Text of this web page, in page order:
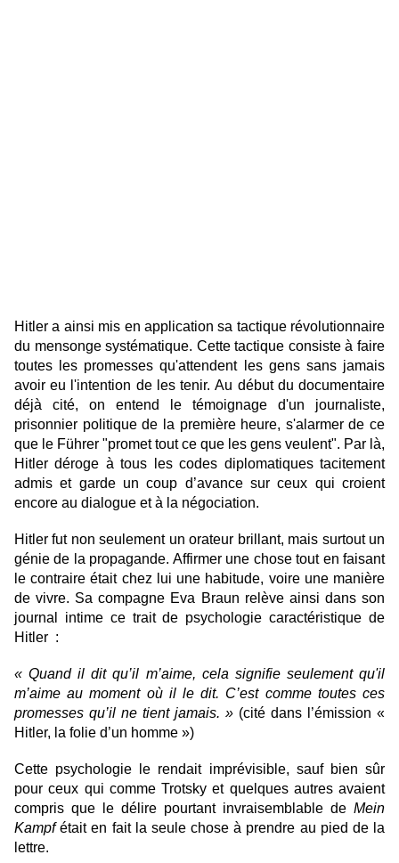
Hitler a ainsi mis en application sa tactique révolutionnaire
du mensonge systématique. Cette tactique consiste à faire
toutes les promesses qu'attendent les gens sans jamais
avoir eu l'intention de les tenir.Au début du documentaire
déjà cité, on entend le témoignage d'un journaliste,
prisonnier politique de la première heure, s'alarmer de ce
que le Führer "promet tout ce que les gens veulent". Par là,
Hitler déroge à tous les codes diplomatiques tacitement
admis et garde un coup d’avance sur ceux qui croient
encore au dialogue et à la négociation.
Hitler fut non seulement un orateur brillant, mais surtout un
génie de la propagande. Affirmer une chose tout en faisant
le contraire était chez lui une habitude, voire une manière
de vivre. Sa compagne Eva Braun relève ainsi dans son
journal intime ce trait de psychologie caractéristique de
Hitler :
« Quand il dit qu’il m’aime, cela signifie seulement qu'il
m’aime au moment où il le dit. C’est comme toutes ces
promesses qu’il ne tient jamais. » (cité dans l’émission «
Hitler, la folie d’un homme »)
Cette psychologie le rendait imprévisible, sauf bien sûr
pour ceux qui comme Trotsky et quelques autres avaient
compris que le délire pourtant invraisemblable de Mein
Kampfétait en fait la seule chose à prendre au pied de la
lettre.